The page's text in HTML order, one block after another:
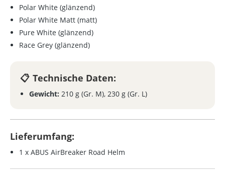
Polar White (glänzend)
Polar White Matt (matt)
Pure White (glänzend)
Race Grey (glänzend)
Technische Daten:
Gewicht: 210 g (Gr. M), 230 g (Gr. L)
Lieferumfang:
1 x ABUS AirBreaker Road Helm